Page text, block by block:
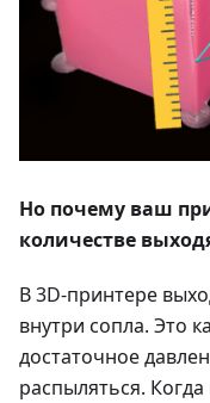
Но почему ваш
количестве
В 3D-принтере
внутри сопла. Это
достаточное
распыляться.